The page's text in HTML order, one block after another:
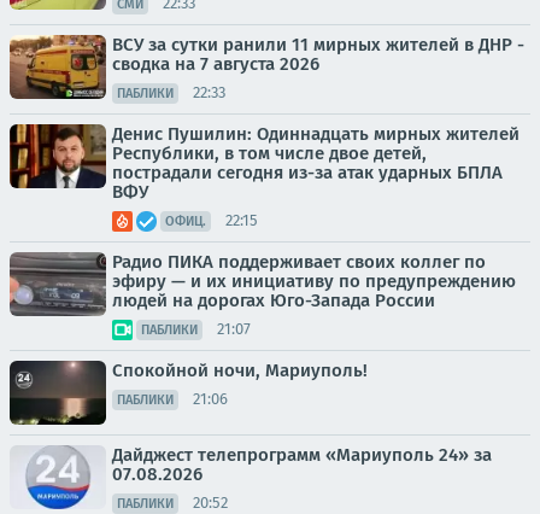
СМИ
ВСУ за сутки ранили 11 мирных жителей в ДНР -
сводка на 7 августа 2026
ПАБЛИКИ 22:33
Денис Пушилин: Одиннадцать мирных жителей
Республики, в том числе двое детей,
пострадали сегодня из-за атак ударных БПЛА
ВФУ
ОФИЦ. 22:15
Радио ПИКА поддерживает своих коллег по
эфиру — и их инициативу по предупреждению
людей на дорогах Юго-Запада России
ПАБЛИКИ 21:07
Спокойной ночи, Мариуполь!
ПАБЛИКИ 21:06
Дайджест телепрограмм «Мариуполь 24» за
07.08.2026
ПАБЛИКИ 20:52